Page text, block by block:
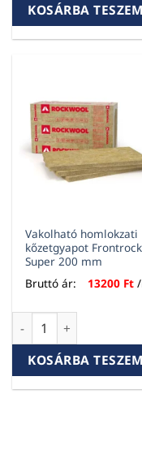
KOSÁRBA TESZEM
Vakolható homlokzati
kőzetgyapot Frontrock
Super 200 mm
Bruttó ár:
13200 Ft
Vakolható
KOSÁRBA TESZEM